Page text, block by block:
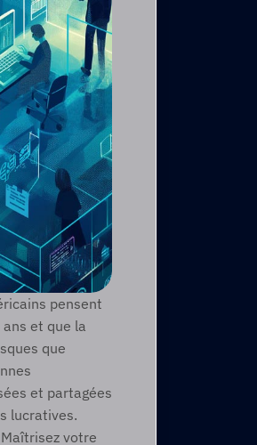
pensent
et que la
que
et partagées
lucratives.
votre